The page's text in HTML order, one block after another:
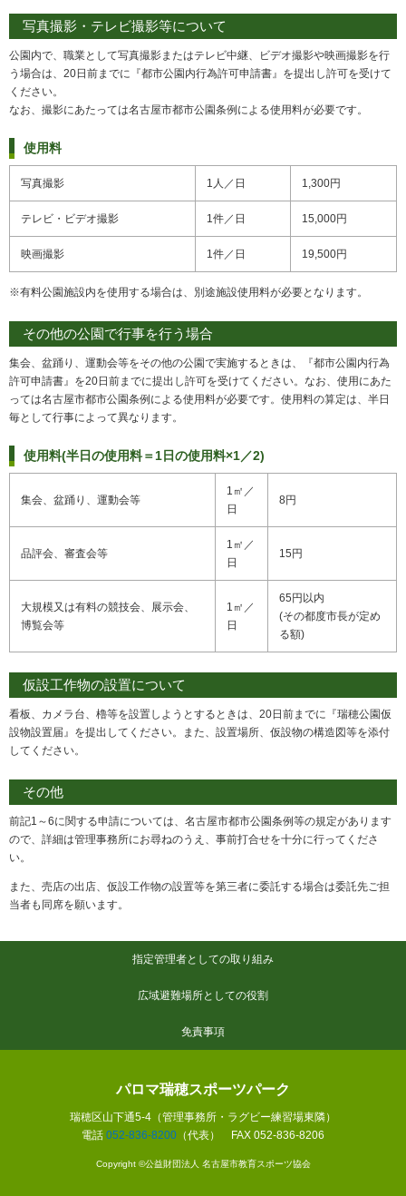
写真撮影・テレビ撮影等について
公園内で、職業として写真撮影またはテレビ中継、ビデオ撮影や映画撮影を行
う場合は、20日前までに『都市公園内行為許可申請書』を提出し許可を受けて
ください。
なお、撮影にあたっては名古屋市都市公園条例による使用料が必要です。
使用料
写真撮影 1人／日 1,300円
テレビ・ビデオ撮影 1件／日 15,000円
映画撮影 1件／日 19,500円
※有料公園施設内を使用する場合は、別途施設使用料が必要となります。
その他の公園で行事を行う場合
集会、盆踊り、運動会等をその他の公園で実施するときは、『都市公園内行為
許可申請書』を20日前までに提出し許可を受けてください。なお、使用にあた
っては名古屋市都市公園条例による使用料が必要です。使用料の算定は、半日
毎として行事によって異なります。
使用料(半日の使用料＝1日の使用料×1／2)
集会、盆踊り、運動会等
1㎡／
日
8円
品評会、審査会等
1㎡／
日
15円
大規模又は有料の競技会、展示会、
博覧会等
1㎡／
日
65円以内
(その都度市長が定め
る額)
仮設工作物の設置について
看板、カメラ台、櫓等を設置しようとするときは、20日前までに『瑞穂公園仮
設物設置届』を提出してください。また、設置場所、仮設物の構造図等を添付
してください。
その他
前記1～6に関する申請については、名古屋市都市公園条例等の規定があります
ので、詳細は管理事務所にお尋ねのうえ、事前打合せを十分に行ってくださ
い。
また、売店の出店、仮設工作物の設置等を第三者に委託する場合は委託先ご担
当者も同席を願います。
指定管理者としての取り組み
広域避難場所としての役割
免責事項
パロマ瑞穂スポーツパーク
瑞穂区山下通5-4（管理事務所・ラグビー練習場東隣）
電話 052-836-8200 （代表） FAX 052-836-8206
Copyright ©公益財団法人 名古屋市教育スポーツ協会